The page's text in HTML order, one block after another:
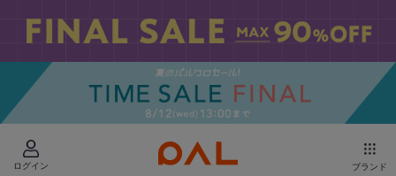
ログイン ブランド